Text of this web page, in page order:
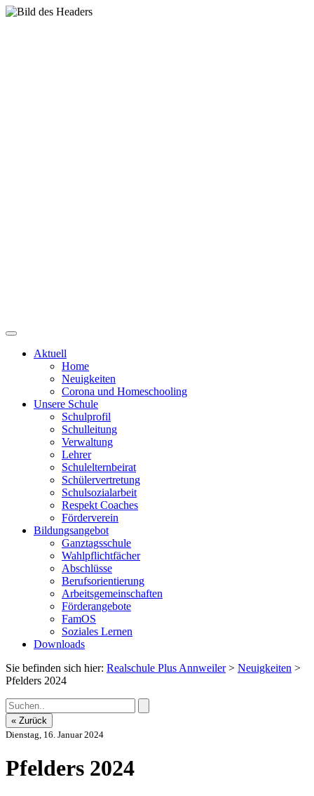
Aktuell
Home
Neuigkeiten
Corona und Homeschooling
Unsere Schule
Schulprofil
Schulleitung
Verwaltung
Lehrer
Schulelternbeirat
Schülervertretung
Schulsozialarbeit
Respekt Coaches
Förderverein
Bildungsangebot
Ganztagsschule
Wahlpflichtfächer
Abschlüsse
Berufsorientierung
Arbeitsgemeinschaften
Förderangebote
FamOS
Soziales Lernen
Downloads
Sie befinden sich hier: Realschule Plus Annweiler> Neuigkeiten >
Pfelders 2024
« Zurück
Dienstag, 16. Januar 2024
Pfelders 2024